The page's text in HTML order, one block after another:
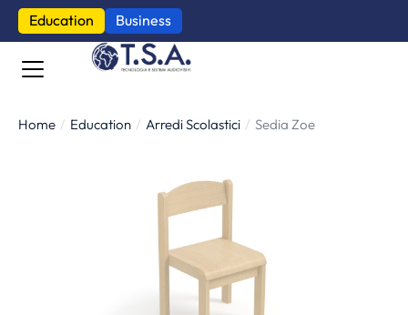
Education Business
Tu sei qui:
Home Education Arredi Scolastici Sedia Zoe